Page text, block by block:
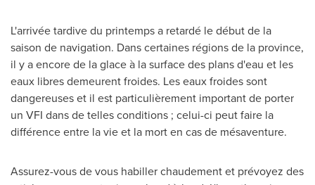
L'arrivée tardive du printemps a retardé le début de la
saison de navigation. Dans certaines régions de la province,
il y a encore de la glace à la surface des plans d'eau et les
eaux libres demeurent froides. Les eaux froides sont
dangereuses et il est particulièrement important de porter
un VFI dans de telles conditions ; celui-ci peut faire la
différence entre la vie et la mort en cas de mésaventure.
Assurez-vous de vous habiller chaudement et prévoyez des